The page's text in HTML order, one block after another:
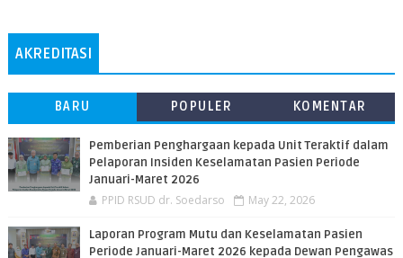
AKREDITASI
BARU POPULER KOMENTAR
Pemberian Penghargaan kepada Unit Teraktif dalam
Pelaporan Insiden Keselamatan Pasien Periode
Januari-Maret 2026
PPID RSUD dr. Soedarso May 22, 2026
Laporan Program Mutu dan Keselamatan Pasien
Periode Januari-Maret 2026 kepada Dewan Pengawas